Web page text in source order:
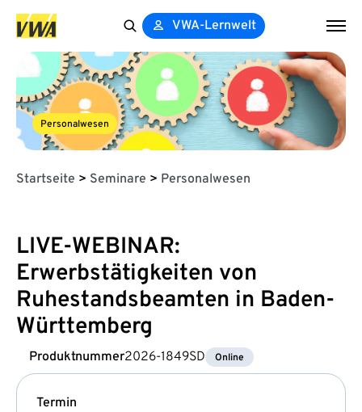
for:
VWA-Lernwelt
Personalwesen
Startseite > Seminare > Personalwesen
LIVE-WEBINAR:
Erwerbstätigkeiten von
Ruhestandsbeamten in Baden-
Württemberg
Produktnummer2026-1849SD Online
Termin